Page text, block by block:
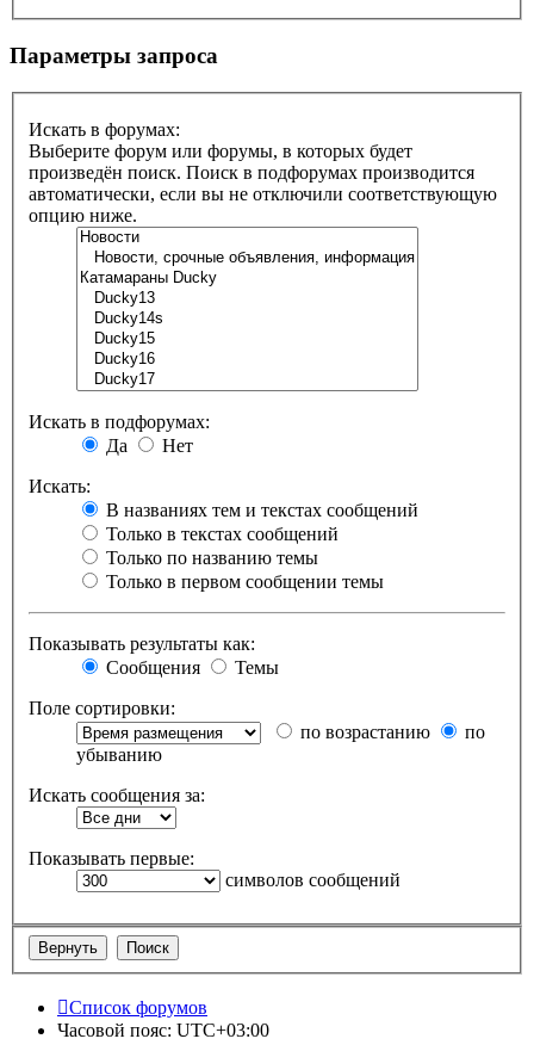
Параметры запроса
Искать в форумах:
Выберите форум или форумы, в которых будет
произведён поиск. Поиск в подфорумах производится
автоматически, если вы не отключили соответствующую
опцию ниже.
Искать в подфорумах:
Да
Нет
Искать:
В названиях тем и текстах сообщений
Только в текстах сообщений
Только по названию темы
Только в первом сообщении темы
Показывать результаты как:
Сообщения
Темы
Поле сортировки:
по возрастанию
по
убыванию
Искать сообщения за:
Показывать первые:
символов сообщений
Список форумов
Часовой пояс: UTC+03:00